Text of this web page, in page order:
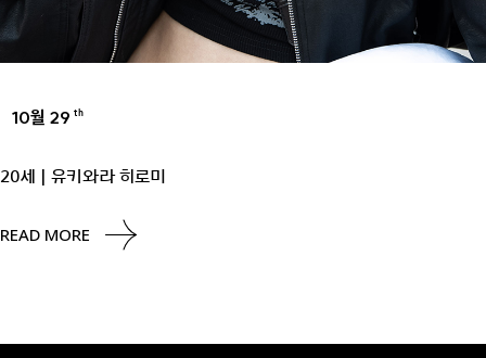
10월 29 th
20세 | 유키와라 히로미
READ MORE